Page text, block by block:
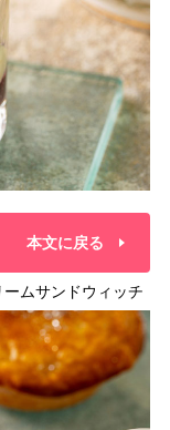
本文に戻る
ムサンドウィッチ